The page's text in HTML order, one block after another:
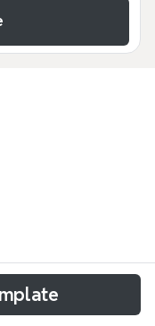
vállalat
amely 7 fő